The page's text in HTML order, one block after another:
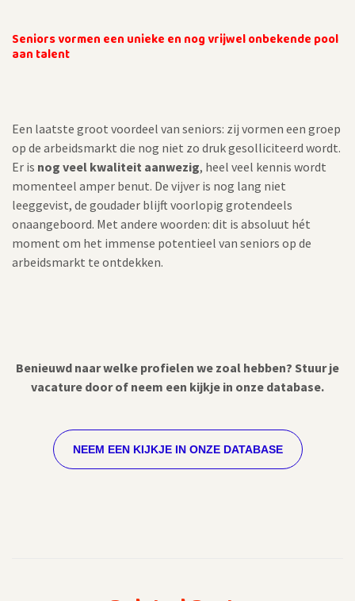
Seniors vormen een unieke en nog vrijwel onbekende pool
aan talent
Een laatste groot voordeel van seniors: zij vormen een groep
op de arbeidsmarkt die nog niet zo druk gesolliciteerd wordt.
Er is nog veel kwaliteit aanwezig, heel veel kennis wordt
momenteel amper benut. De vijver is nog lang niet
leeggevist, de goudader blijft voorlopig grotendeels
onaangeboord. Met andere woorden: dit is absoluut hét
moment om het immense potentieel van seniors op de
arbeidsmarkt te ontdekken.
Benieuwd naar welke profielen we zoal hebben? Stuur je
vacature door of neem een kijkje in onze database.
NEEM EEN KIJKJE IN ONZE DATABASE